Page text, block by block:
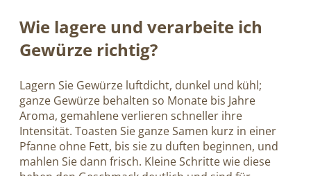
Wie lagere und verarbeite ich
Gewürze richtig?
Lagern Sie Gewürze luftdicht, dunkel und kühl;
ganze Gewürze behalten so Monate bis Jahre
Aroma, gemahlene verlieren schneller ihre
Intensität. Toasten Sie ganze Samen kurz in einer
Pfanne ohne Fett, bis sie zu duften beginnen, und
mahlen Sie dann frisch. Kleine Schritte wie diese